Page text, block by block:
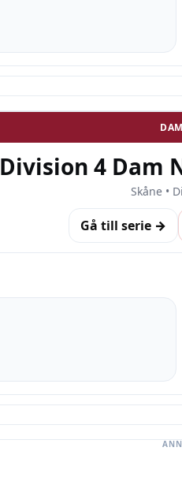
Division 4 Dam
Skåne •
Gå till serie →